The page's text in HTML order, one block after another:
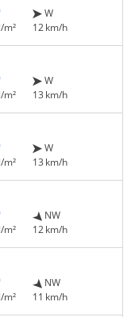
m²
W
12 km/h
m²
W
13 km/h
m²
W
13 km/h
m²
NW
12 km/h
m²
NW
11 km/h